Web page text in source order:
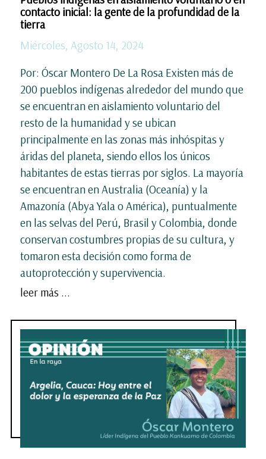
contacto inicial: la gente de la profundidad de la
tierra
Miércoles, Agosto 14, 2024
Por: Óscar Montero De La Rosa Existen más de
200 pueblos indígenas alrededor del mundo que
se encuentran en aislamiento voluntario del
resto de la humanidad y se ubican
principalmente en las zonas más inhóspitas y
áridas del planeta, siendo ellos los únicos
habitantes de estas tierras por siglos. La mayoría
se encuentran en Australia (Oceanía) y la
Amazonía (Abya Yala o América), puntualmente
en las selvas del Perú, Brasil y Colombia, donde
conservan costumbres propias de su cultura, y
tomaron esta decisión como forma de
autoprotección y supervivencia.
leer más ...